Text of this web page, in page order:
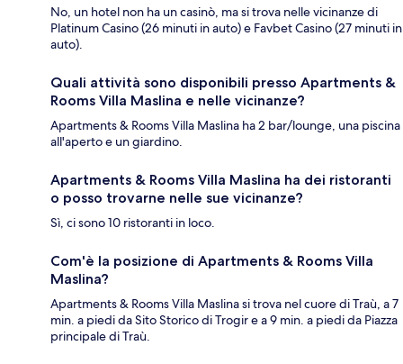
No, un hotel non ha un casinò, ma si trova nelle vicinanze di
Platinum Casino (26 minuti in auto) e Favbet Casino (27 minuti in
auto).
Quali attività sono disponibili presso Apartments &
Rooms Villa Maslina e nelle vicinanze?
Apartments & Rooms Villa Maslina ha 2 bar/lounge, una piscina
all'aperto e un giardino.
Apartments & Rooms Villa Maslina ha dei ristoranti
o posso trovarne nelle sue vicinanze?
Sì, ci sono 10 ristoranti in loco.
Com'è la posizione di Apartments & Rooms Villa
Maslina?
Apartments & Rooms Villa Maslina si trova nel cuore di Traù, a 7
min. a piedi da Sito Storico di Trogir e a 9 min. a piedi da Piazza
principale di Traù.